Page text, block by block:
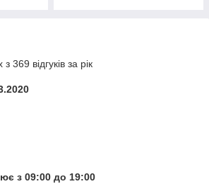
369 відгуків за рік
з 09:00 до 19:00